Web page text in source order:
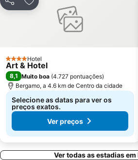
Stazione Milano Lambrate
Lambrate
Porta Venezia Metro Station
Moscova Metro Station
PartilharAdicionar aos favoritos
4 Estrelas
Hotel
Art & Hotel
8,1 Muito boa (4.727 pontuações)
Bergamo, a 4.6 km de Centro da cidade
Selecione as datas para ver os
preços exatos.
Ver preços
Ver todas as estadias em